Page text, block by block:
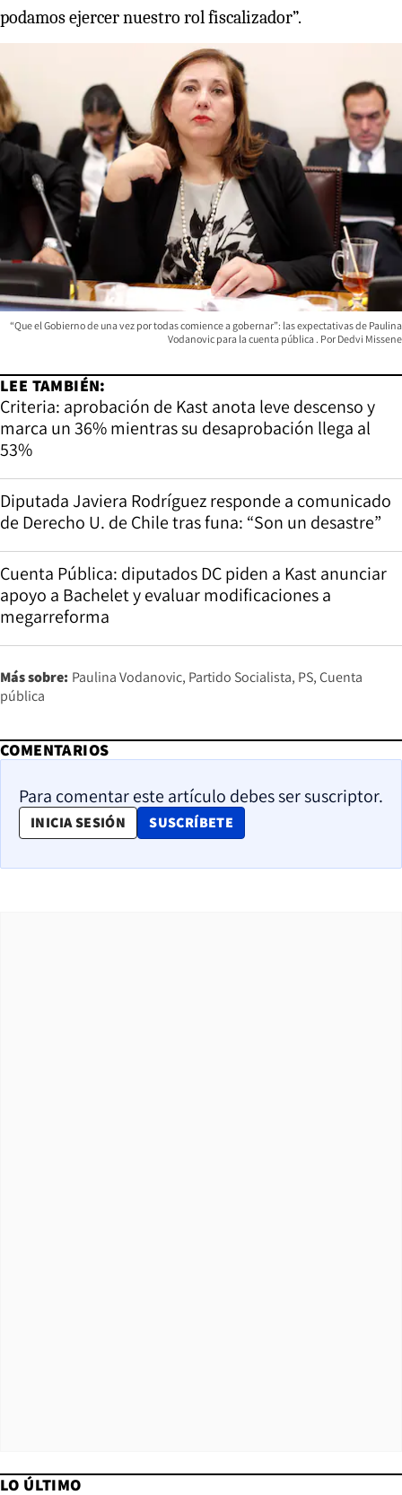
podamos ejercer nuestro rol fiscalizador”.
“Que el Gobierno de una vez por todas comience a gobernar”: las expectativas de Paulina
Vodanovic para la cuenta pública
Dedvi Missene
LEE TAMBIÉN:
Criteria: aprobación de Kast anota leve descenso y
marca un 36% mientras su desaprobación llega al
53%
Diputada Javiera Rodríguez responde a comunicado
de Derecho U. de Chile tras funa: “Son un desastre”
Cuenta Pública: diputados DC piden a Kast anunciar
apoyo a Bachelet y evaluar modificaciones a
megarreforma
Más sobre: Paulina Vodanovic Partido Socialista PS Cuenta
pública
COMENTARIOS
Para comentar este artículo debes ser suscriptor.
INICIA SESIÓN SUSCRÍBETE
OPENS IN NEW WINDOW
LO ÚLTIMO